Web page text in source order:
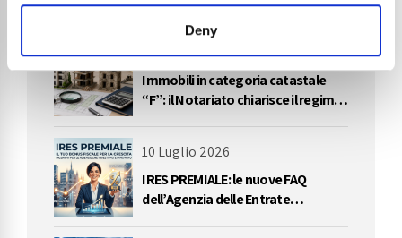
Deny
23 Luglio 2026
Immobili in categoria catastale
“F”: il Notariato chiarisce il regime
10 Luglio 2026
IRES PREMIALE: le nuove FAQ
dell’Agenzia delle Entrate